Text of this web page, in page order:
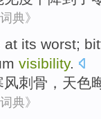
典》
at its worst;
visibility.
风刺骨 ， 天色
典》